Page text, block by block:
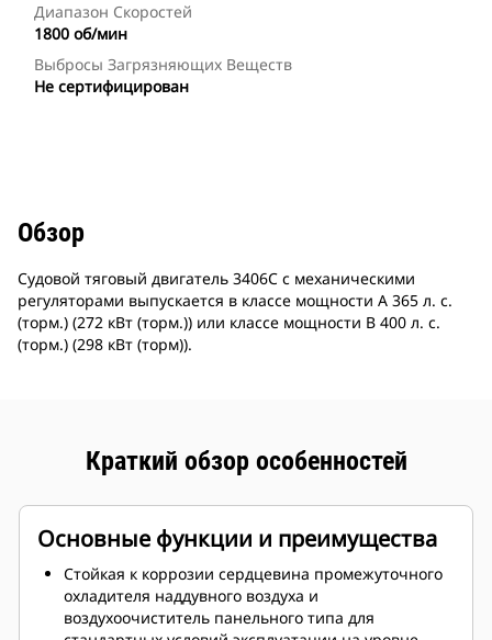
Диапазон Скоростей
1800 об/мин
Выбросы Загрязняющих Веществ
Не сертифицирован
Обзор
Судовой тяговый двигатель 3406C с механическими
регуляторами выпускается в классе мощности А 365 л. с.
(торм.) (272 кВт (торм.)) или классе мощности B 400 л. с.
(торм.) (298 кВт (торм)).
Краткий обзор особенностей
Основные функции и преимущества
Стойкая к коррозии сердцевина промежуточного
охладителя наддувного воздуха и
воздухоочиститель панельного типа для